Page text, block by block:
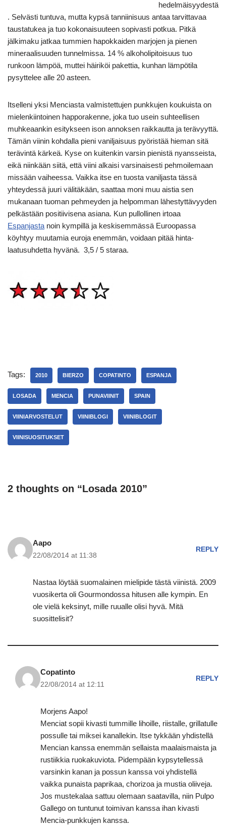
hedelmäisyydestä
. Selvästi tuntuva, mutta kypsä tanniinisuus antaa tarvittavaa
taustatukea ja tuo kokonaisuuteen sopivasti potkua. Pitkä
jälkimaku jatkaa tummien hapokkaiden marjojen ja pienen
mineraalisuuden tunnelmissa. 14 % alkoholipitoisuus tuo
runkoon lämpöä, muttei häiriköi pakettia, kunhan lämpötila
pysyttelee alle 20 asteen.
Itselleni yksi Menciasta valmistettujen punkkujen koukuista on
mielenkiintoinen happorakenne, joka tuo usein suhteellisen
muhkeaankin esitykseen ison annoksen raikkautta ja terävyyttä.
Tämän viinin kohdalla pieni vaniljaisuus pyöristää hieman sitä
terävintä kärkeä. Kyse on kuitenkin varsin pienistä nyansseista,
eikä niinkään siitä, että viini alkaisi varsinaisesti pehmoilemaan
missään vaiheessa. Vaikka itse en tuosta vaniljasta tässä
yhteydessä juuri välitäkään, saattaa moni muu aistia sen
mukanaan tuoman pehmeyden ja helpomman lähestyttävyyden
pelkästään positiivisena asiana. Kun pullollinen irtoaa
Espanjastanoin kympillä ja keskisemmässä Euroopassa
köyhtyy muutamia euroja enemmän, voidaan pitää hinta-
laatusuhdetta hyvänä. 3,5 / 5 staraa.
Tags: 2010 BIERZO COPATINTO ESPANJA
LOSADA MENCIA PUNAVIINIT SPAIN
VIINIARVOSTELUT VIINIBLOGI VIINIBLOGIT
VIINISUOSITUKSET
2 thoughts on “Losada 2010”
Aapo
22/08/2014 at 11:38
REPLY
Nastaa löytää suomalainen mielipide tästä viinistä. 2009
vuosikerta oli Gourmondossa hitusen alle kympin. En
ole vielä keksinyt, mille ruualle olisi hyvä. Mitä
suosittelisit?
Copatinto
22/08/2014 at 12:11
REPLY
Morjens Aapo!
Menciat sopii kivasti tummille lihoille, riistalle, grillatulle
possulle tai miksei kanallekin. Itse tykkään yhdistellä
Mencian kanssa enemmän sellaista maalaismaista ja
rustiikkia ruokakuviota. Pidempään kypsytellessä
varsinkin kanan ja possun kanssa voi yhdistellä
vaikka punaista paprikaa, chorizoa ja mustia oliiveja.
Jos mustekalaa sattuu olemaan saatavilla, niin Pulpo
Gallego on tuntunut toimivan kanssa ihan kivasti
Mencia-punkkujen kanssa.